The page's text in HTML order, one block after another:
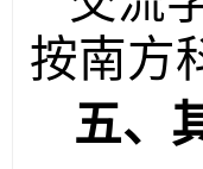
按南方
五、